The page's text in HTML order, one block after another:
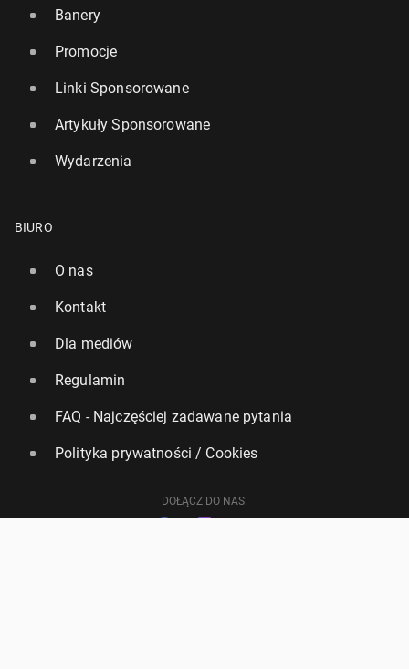
Banery
Promocje
Linki Sponsorowane
Artykuły Sponsorowane
Wydarzenia
BIURO
O nas
Kontakt
Dla mediów
Regulamin
FAQ - Najczęściej zadawane pytania
Polityka prywatności / Cookies
DOŁĄCZ DO NAS: